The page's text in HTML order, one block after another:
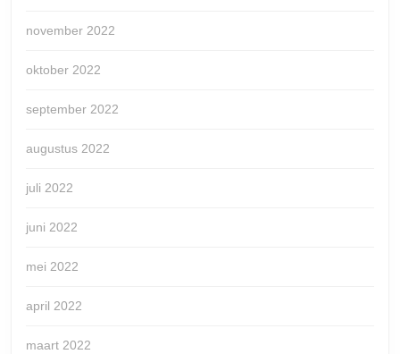
november 2022
oktober 2022
september 2022
augustus 2022
juli 2022
juni 2022
mei 2022
april 2022
maart 2022